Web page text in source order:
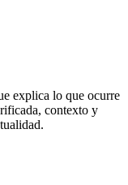
explica lo que ocurre
contexto y